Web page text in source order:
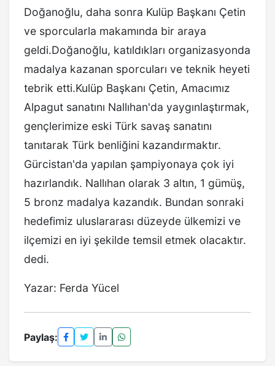
Doğanoğlu, daha sonra Kulüp Başkanı Çetin
ve sporcularla makamında bir araya
geldi.Doğanoğlu, katıldıkları organizasyonda
madalya kazanan sporcuları ve teknik heyeti
tebrik etti.Kulüp Başkanı Çetin, Amacımız
Alpagut sanatını Nallıhan'da yaygınlaştırmak,
gençlerimize eski Türk savaş sanatını
tanıtarak Türk benliğini kazandırmaktır.
Gürcistan'da yapılan şampiyonaya çok iyi
hazırlandık. Nallıhan olarak 3 altın, 1 gümüş,
5 bronz madalya kazandık. Bundan sonraki
hedefimiz uluslararası düzeyde ülkemizi ve
ilçemizi en iyi şekilde temsil etmek olacaktır.
dedi.
Yazar: Ferda Yücel
Paylaş: